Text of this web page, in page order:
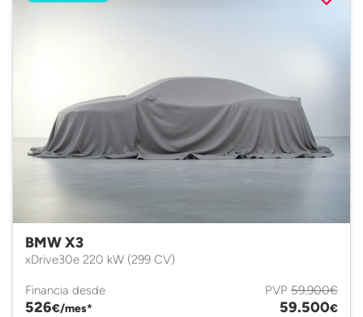
BMW X3
xDrive30e 220 kW (299 CV)
Financia desde
526€/mes*
PVP 59.900€
59.500€